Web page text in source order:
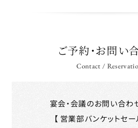
ご予約・お問い
Contact /
宴会・会議のお問い合わ
【 営業部バンケットセー